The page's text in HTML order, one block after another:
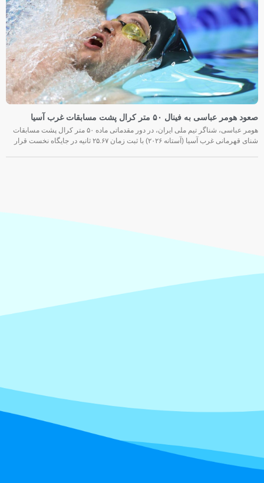
صعود هومر عباسی به فینال ۵۰ متر کرال پشت مسابقات غرب آسیا
هومر عباسی، شناگر تیم ملی ایران، در دور مقدماتی ماده ۵۰ متر کرال پشت مسابقات
شنای قهرمانی غرب آسیا (آستانه ۲۰۲۶) با ثبت زمان ۲۵.۶۷ ثانیه در جایگاه نخست قرار